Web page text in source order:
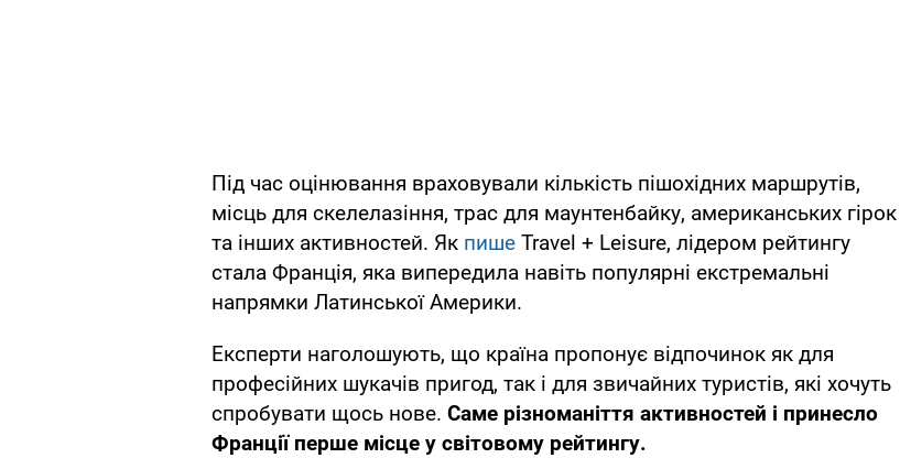
Під час оцінювання враховували кількість пішохідних маршрутів,
місць для скелелазіння, трас для маунтенбайку, американських гірок
та інших активностей. Як пише Travel + Leisure, лідером рейтингу
стала Франція, яка випередила навіть популярні екстремальні
напрямки Латинської Америки.
Експерти наголошують, що країна пропонує відпочинок як для
професійних шукачів пригод, так і для звичайних туристів, які хочуть
спробувати щось нове. Саме різноманіття активностей і принесло
Франції перше місце у світовому рейтингу.